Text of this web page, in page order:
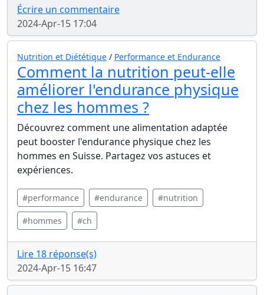
Écrire un commentaire
2024-Apr-15 17:04
Nutrition et Diététique / Performance et Endurance
Comment la nutrition peut-elle
améliorer l'endurance physique
chez les hommes ?
Découvrez comment une alimentation adaptée
peut booster l'endurance physique chez les
hommes en Suisse. Partagez vos astuces et
expériences.
#performance #endurance #nutrition
#hommes #ch
Lire 18 réponse(s)
2024-Apr-15 16:47